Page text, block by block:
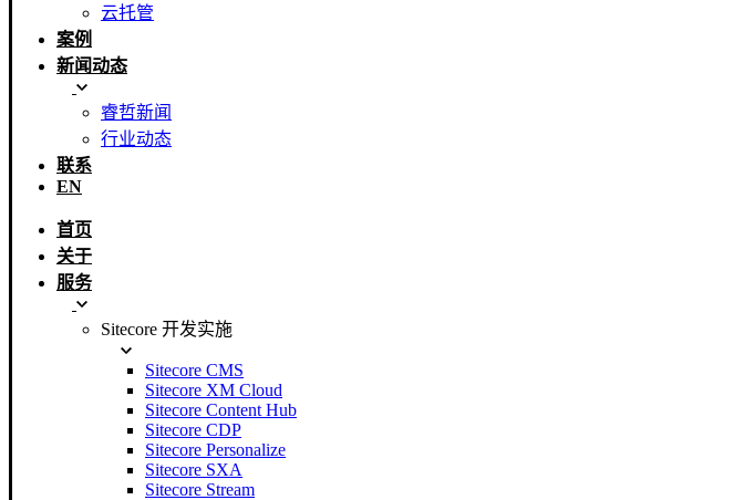
云托管
案例
新闻动态
睿哲新闻
行业动态
联系
EN
首页
关于
服务
Sitecore 开发实施
Sitecore CMS
Sitecore XM Cloud
Sitecore Content Hub
Sitecore CDP
Sitecore Personalize
Sitecore SXA
Sitecore Stream